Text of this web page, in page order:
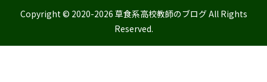
Copyright © 2020-2026 草食系高校教師のブログ All Rights
Reserved.